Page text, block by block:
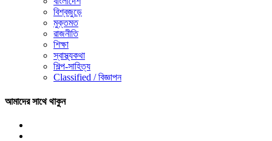
বিশ্বজুড়ে
মুক্তমত
রাজনীতি
শিক্ষা
স্বাস্থ্যকথা
শিল্প-সাহিত্য
Classified / বিজ্ঞাপন
আমাদের সাথে থাকুন